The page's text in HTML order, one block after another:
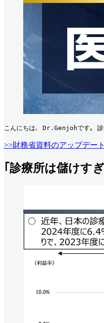
こんにちは､ Dr.Genjohです｡ 診
>>財務省資料のアップデー
｢診療所は儲けす